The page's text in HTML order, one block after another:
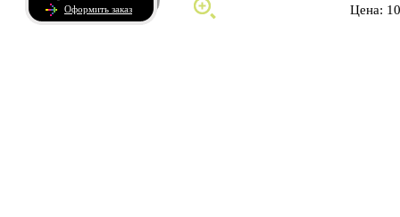
Оформить заказ
Цена: